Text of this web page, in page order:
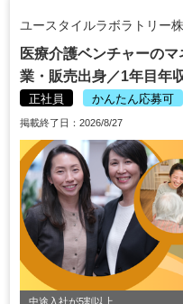
ユースタイルラボラトリー
医療介護ベンチャーの
業・販売出身／1年目年
正社員 かんたん応募可
掲載終了日：2026/8/27
中途入社が5割以上